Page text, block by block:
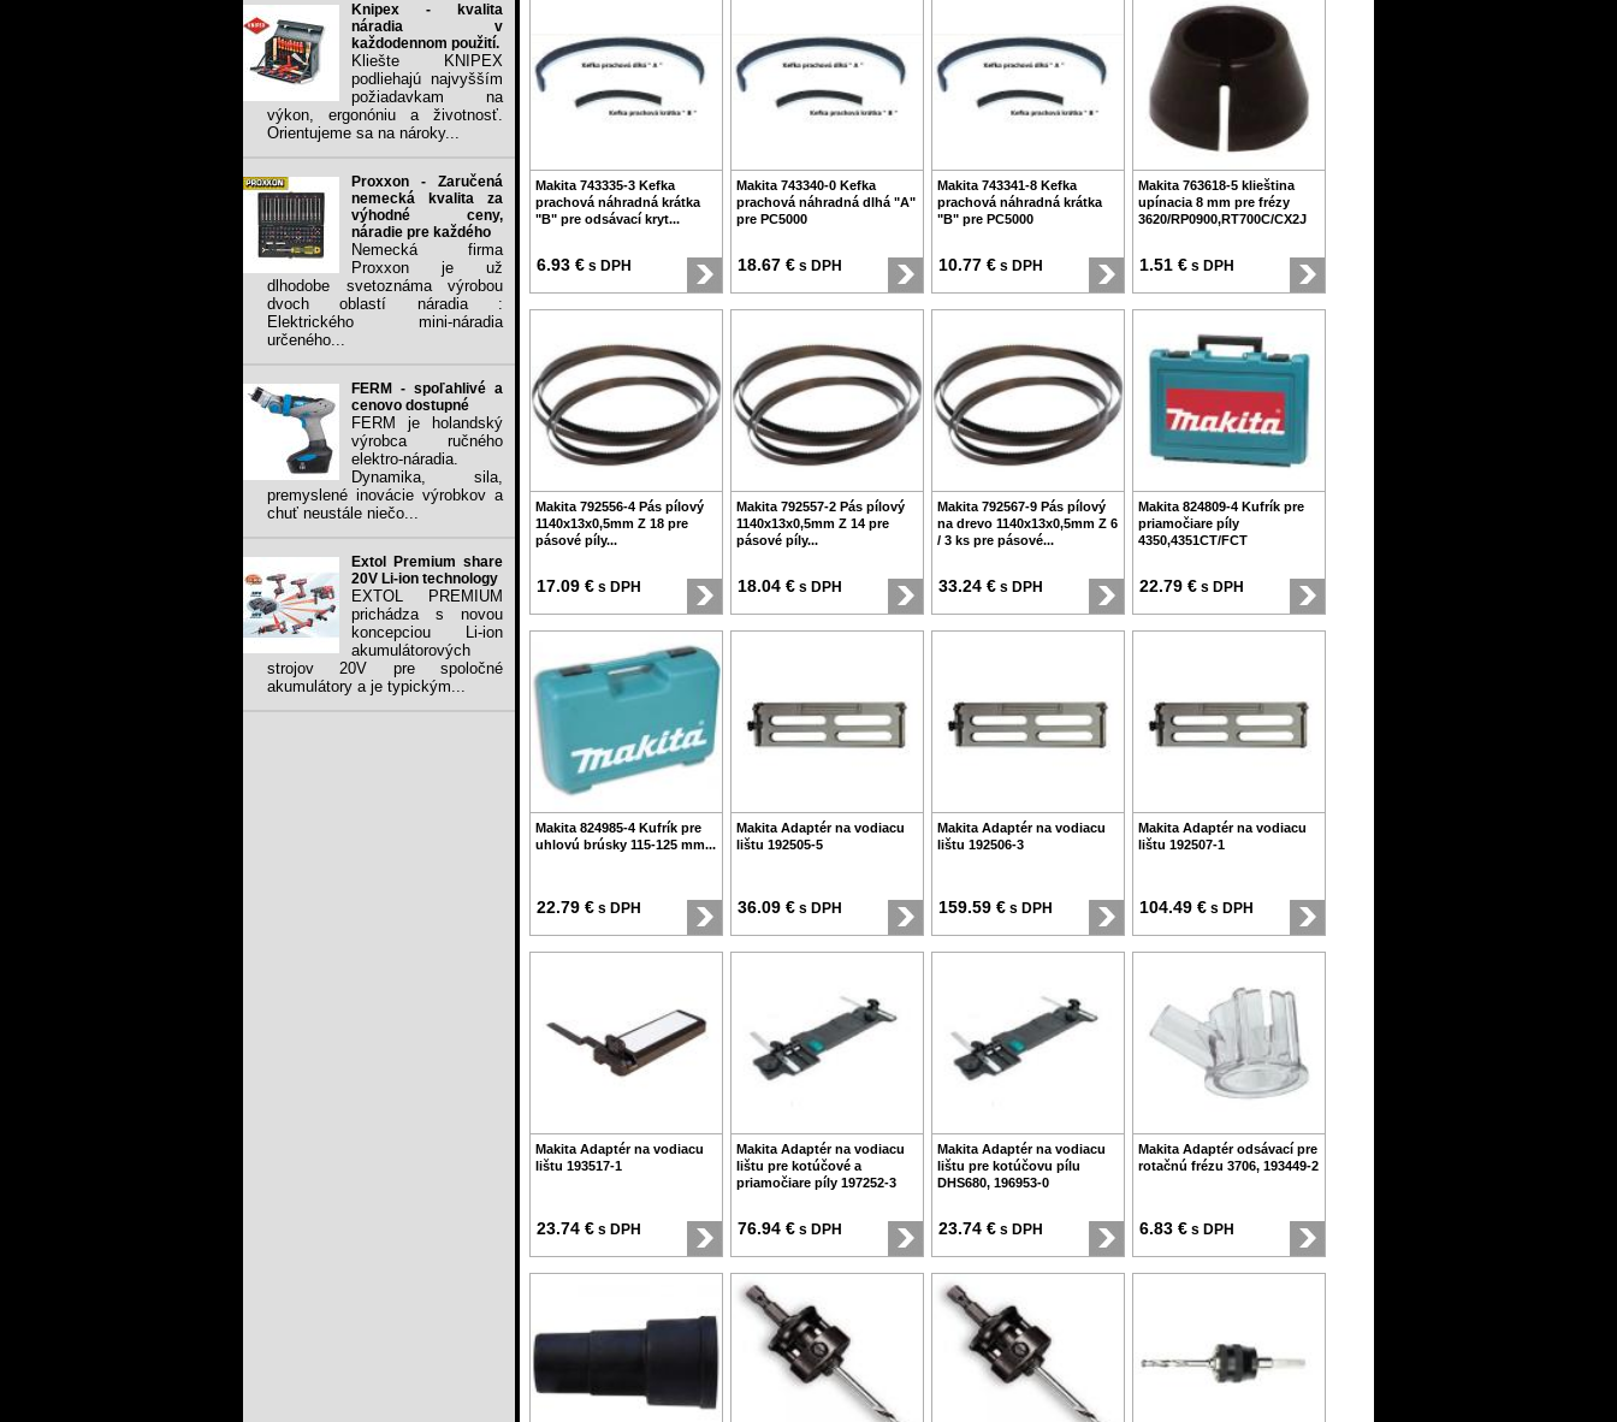
Knipex - kvalita
náradia v
každodennom použití.
Kliešte KNIPEX
podliehajú najvyšším
požiadavkam na
výkon, ergonóniu a životnosť.
Orientujeme sa na nároky...
Proxxon - Zaručená
nemecká kvalita za
výhodné ceny,
náradie pre každého
Nemecká firma
Proxxon je už
dlhodobe svetoznáma výrobou
dvoch oblastí náradia :
Elektrického mini-náradia
určeného...
FERM - spoľahlivé a
cenovo dostupné
FERM je holandský
výrobca ručného
elektro-náradia.
Dynamika, sila,
premyslené inovácie výrobkov a
chuť neustále niečo...
Extol Premium share
20V Li-ion technology
EXTOL PREMIUM
prichádza s novou
koncepciou Li-ion
akumulátorových
strojov 20V pre spoločné
akumulátory a je typickým...
Makita 743335-3 Kefka
prachová náhradná krátka
"B" pre odsávací kryt...
6.93 € s DPH
Makita 743340-0 Kefka
prachová náhradná dlhá "A"
pre PC5000
18.67 € s DPH
Makita 743341-8 Kefka
prachová náhradná krátka
"B" pre PC5000
10.77 € s DPH
Makita 763618-5 klieština
upínacia 8 mm pre frézy
3620/RP0900,RT700C/CX2J
1.51 € s DPH
Makita 792556-4 Pás pílový
1140x13x0,5mm Z 18 pre
pásové píly...
17.09 € s DPH
Makita 792557-2 Pás pílový
1140x13x0,5mm Z 14 pre
pásové píly...
18.04 € s DPH
Makita 792567-9 Pás pílový
na drevo 1140x13x0,5mm Z 6
/ 3 ks pre pásové...
33.24 € s DPH
Makita 824809-4 Kufrík pre
priamočiare píly
4350,4351CT/FCT
22.79 € s DPH
Makita 824985-4 Kufrík pre
uhlovú brúsky 115-125 mm...
22.79 € s DPH
Makita Adaptér na vodiacu
lištu 192505-5
36.09 € s DPH
Makita Adaptér na vodiacu
lištu 192506-3
159.59 € s DPH
Makita Adaptér na vodiacu
lištu 192507-1
104.49 € s DPH
Makita Adaptér na vodiacu
lištu 193517-1
23.74 € s DPH
Makita Adaptér na vodiacu
lištu pre kotúčové a
priamočiare píly 197252-3
76.94 € s DPH
Makita Adaptér na vodiacu
lištu pre kotúčovu pílu
DHS680, 196953-0
23.74 € s DPH
Makita Adaptér odsávací pre
rotačnú frézu 3706, 193449-2
6.83 € s DPH